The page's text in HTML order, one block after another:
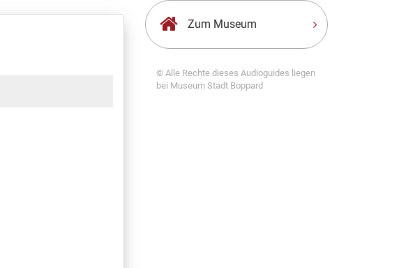
Zum Museum
© Alle Rechte dieses Audioguides liegen
bei Museum Stadt Boppard